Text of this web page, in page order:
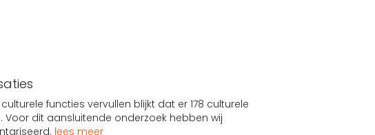
functies vervullen blijkt dat er 178 culturele
dit aansluitende onderzoek hebben wij
lees meer